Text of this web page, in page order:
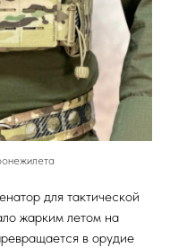
для тактической
жарким летом на
в орудие